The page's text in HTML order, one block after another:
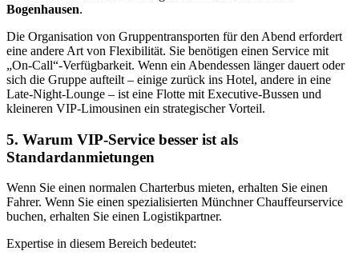
Bogenhausen.
Die Organisation von Gruppentransporten für den Abend erfordert
eine andere Art von Flexibilität. Sie benötigen einen Service mit
„On-Call“-Verfügbarkeit. Wenn ein Abendessen länger dauert oder
sich die Gruppe aufteilt – einige zurück ins Hotel, andere in eine
Late-Night-Lounge – ist eine Flotte mit Executive-Bussen und
kleineren VIP-Limousinen ein strategischer Vorteil.
5. Warum VIP-Service besser ist als
Standardanmietungen
Wenn Sie einen normalen Charterbus mieten, erhalten Sie einen
Fahrer. Wenn Sie einen spezialisierten Münchner Chauffeurservice
buchen, erhalten Sie einen Logistikpartner.
Expertise in diesem Bereich bedeutet: